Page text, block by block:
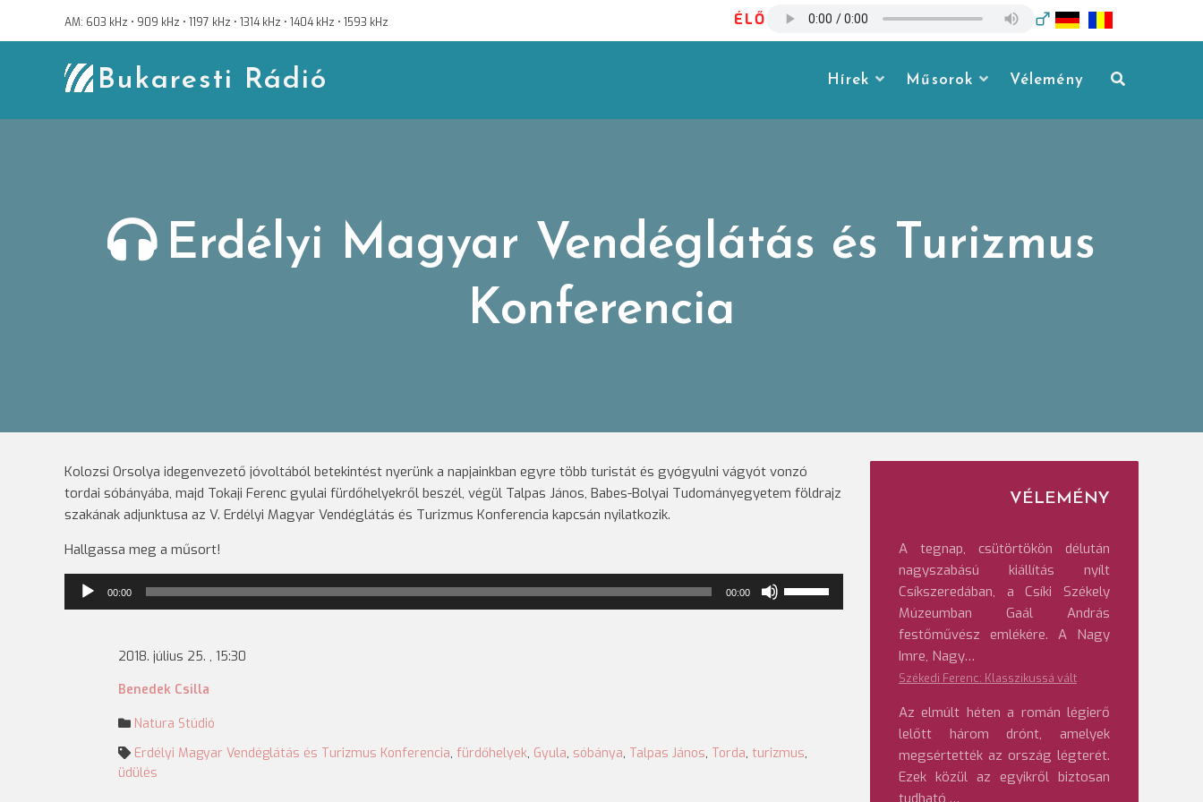
AM: 603 kHz • 909 kHz • 1197 kHz • 1314 kHz • 1404 kHz • 1593 kHz ÉLŐ
Bukaresti Rádió Hírek Műsorok Vélemény
Erdélyi Magyar Vendéglátás és Turizmus
Konferencia
Kolozsi Orsolya idegenvezető jóvoltából betekintést nyerünk a napjainkban egyre több turistát és gyógyulni vágyót vonzó
tordai sóbányába, majd Tokaji Ferenc gyulai fürdőhelyekről beszél, végül Talpas János, Babes-Bolyai Tudományegyetem földrajz
szakának adjunktusa az V. Erdélyi Magyar Vendéglátás és Turizmus Konferencia kapcsán nyilatkozik.
Hallgassa meg a műsort!
Audió
lejátszó
00:00 00:00
kell
2018. július 25. , 15:30
Benedek Csilla
Natura Stúdió
Erdélyi Magyar Vendéglátás és Turizmus Konferencia, fürdőhelyek, Gyula, sóbánya, Talpas János, Torda, turizmus,
üdülés
VÉLEMÉNY
A tegnap, csütörtökön délután
nagyszabású kiállítás nyílt
Csíkszeredában, a Csíki Székely
Múzeumban Gaál András
festőművész emlékére. A Nagy
Imre, Nagy…
Székedi Ferenc: Klasszikussá vált
Az elmúlt héten a román légierő
lelőtt három drónt, amelyek
megsértették az ország légterét.
Ezek közül az egyikről biztosan
tudható,…